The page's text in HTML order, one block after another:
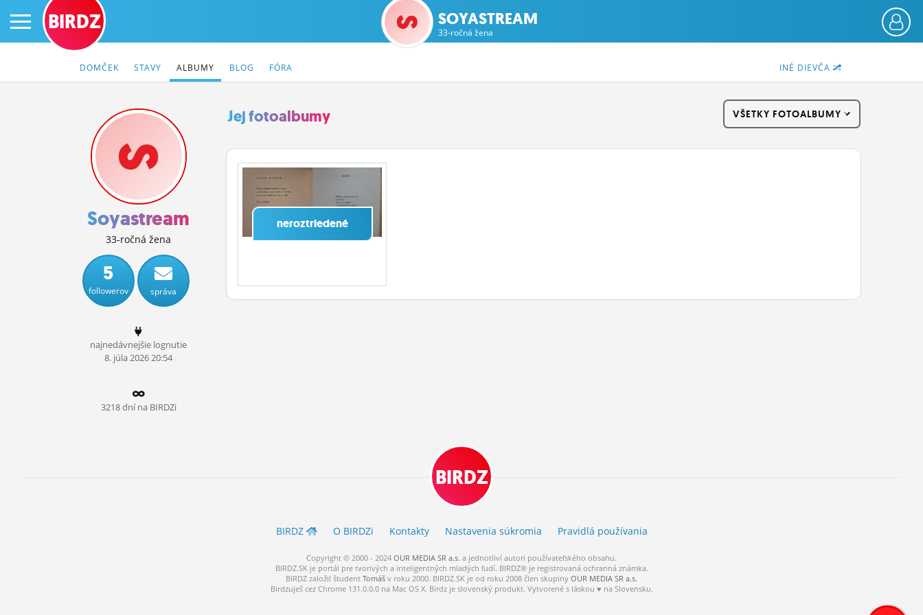
PRIHLÁS SA
ČINŽIAK
FÓRUM
STATUSY
BLOGY
OBRÁZKY
MÔJ PROFIL
ROLETA
BIRDZ SOYASTREAM
33-ročná žena
INÉ DIEVČA
DOMČEK STAVY ALBUMY BLOG FÓRA
Soyastream
33-ročná žena
5
followerov správa
najnedávnejšie lognutie
8. júla2026 20:54
3218 dní na BIRDZi
Jej fotoalbumy VŠETKY FOTOALBUMY
neroztriedené
BIRDZ
BIRDZ O BIRDZi Kontakty Nastavenia súkromia Pravidlá používania
Copyright © 2000 - 2024 OUR MEDIA SR a.s. a jednotliví autori používateľského obsahu.
BIRDZ.SK je portál pre tvorivých a inteligentných mladých ľudí. BIRDZ® je registrovaná ochranná známka.
BIRDZ založil študent Tomáš v roku 2000. BIRDZ.SK je od roku 2008 člen skupiny OUR MEDIA SR a.s.
Birdzuješ cez Chrome 131.0.0.0 na Mac OS X. Birdz je slovenský produkt. Vytvorené s láskou ♥ na Slovensku.